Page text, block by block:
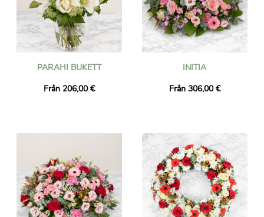
PARAHI BUKETT
Från 206,00 €
INITIA
Från 306,00 €